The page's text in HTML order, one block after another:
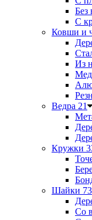
Без
С
Ковши и
Из
Ведра 21
Кружки
Шайки 73
Со